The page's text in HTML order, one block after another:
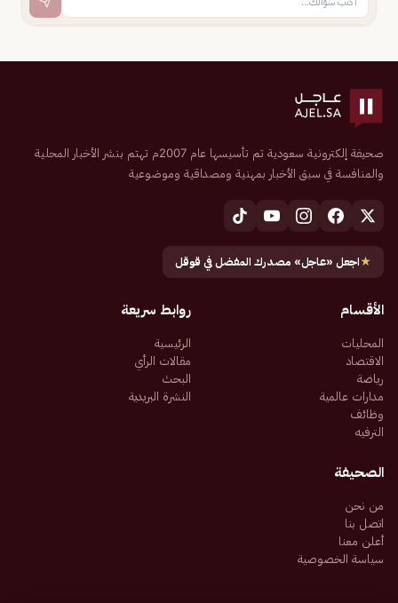
صحيفة إلكترونية سعودية تم تأسيسها عام 2007م تهتم بنشر الأخبار المحلية
والمنافسة في سبق الأخبار بمهنية ومصداقية وموضوعية
★اجعل «عاجل» مصدرك المفضل في قوقل
الأقسام
المحليات
الاقتصاد
رياضة
مدارات عالمية
وظائف
الترفيه
روابط سريعة
الرئيسية
مقالات الرأي
البحث
النشرة البريدية
الصحيفة
من نحن
اتصل بنا
أعلن معنا
سياسة الخصوصية